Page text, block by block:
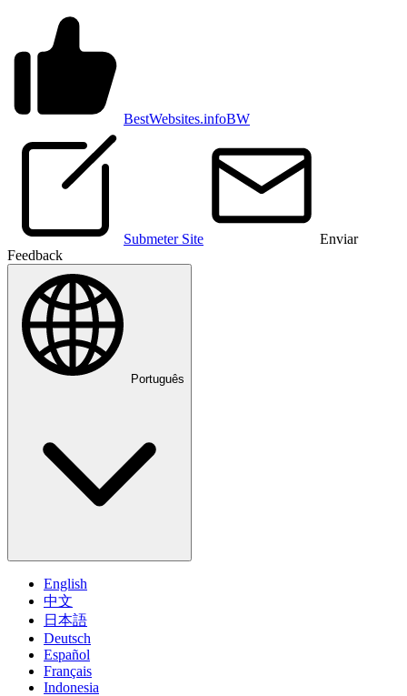
BestWebsites.infoBW
Submeter Site
Enviar
Feedback
Português
English
中文
日本語
Deutsch
Español
Français
Indonesia